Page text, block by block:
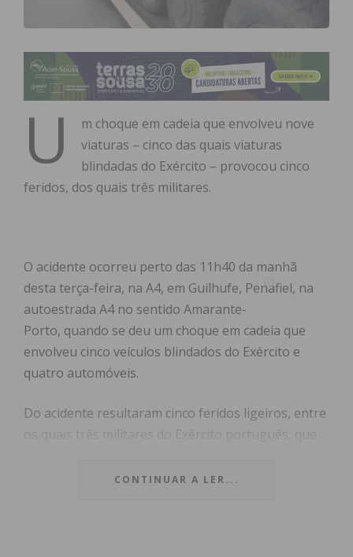
U
m choque em cadeia que envolveu nove
viaturas – cinco das quais viaturas
blindadas do Exército – provocou cinco
feridos, dos quais três militares.
O acidente ocorreu perto das 11h40 da manhã
desta terça-feira, na A4, em Guilhufe, Penafiel, na
autoestrada A4 no sentido Amarante-
Porto, quando se deu um choque em cadeia que
envolveu cinco veículos blindados do Exército e
quatro automóveis.
Do acidente resultaram cinco feridos ligeiros, entre
os quais três militares do Exército português, que
Voluntários de Penafiel e transportados para o
CONTINUAR A LER...